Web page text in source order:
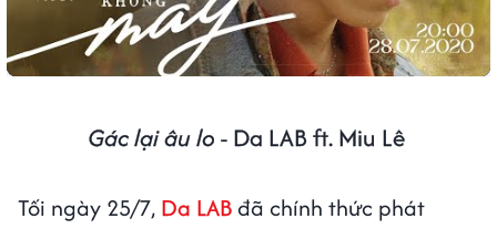
Gác lại âu lo- Da LAB ft. Miu Lê
Tối ngày 25/7, Da LABđã chính thức phát